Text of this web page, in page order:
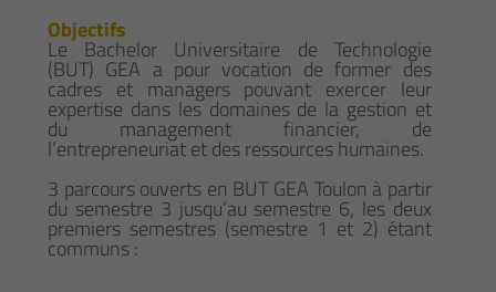
Objectifs
Le Bachelor Universitaire de Technologie
(BUT) GEA a pour vocation de former des
cadres et managers pouvant exercer leur
expertise dans les domaines de la gestion et
du management financier, de
l’entrepreneuriat et des ressources humaines.
3 parcours ouverts en BUT GEA Toulon à partir
du semestre 3 jusqu’au semestre 6, les deux
premiers semestres (semestre 1 et 2) étant
communs :